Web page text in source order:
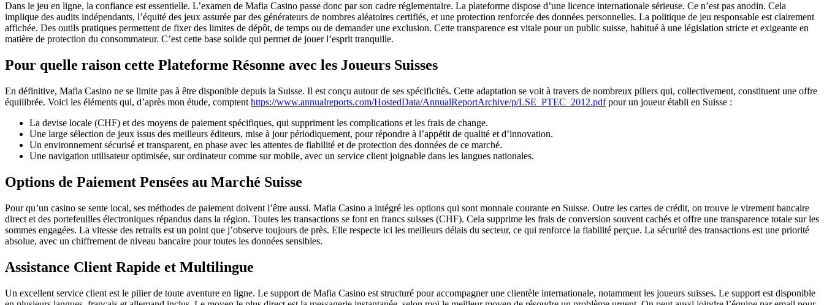
Dans le jeu en ligne, la confiance est essentielle. L’examen de Mafia Casino passe donc par son cadre réglementaire. La plateforme dispose d’une licence internationale sérieuse. Ce n’est pas anodin. Cela
implique des audits indépendants, l’équité des jeux assurée par des générateurs de nombres aléatoires certifiés, et une protection renforcée des données personnelles. La politique de jeu responsable est clairement
affichée. Des outils pratiques permettent de fixer des limites de dépôt, de temps ou de demander une exclusion. Cette transparence est vitale pour un public suisse, habitué à une législation stricte et exigeante en
matière de protection du consommateur. C’est cette base solide qui permet de jouer l’esprit tranquille.
Pour quelle raison cette Plateforme Résonne avec les Joueurs Suisses
En définitive, Mafia Casino ne se limite pas à être disponible depuis la Suisse. Il est conçu autour de ses spécificités. Cette adaptation se voit à travers de nombreux piliers qui, collectivement, constituent une offre
équilibrée. Voici les éléments qui, d’après mon étude, comptent https://www.annualreports.com/HostedData/AnnualReportArchive/p/LSE_PTEC_2012.pdfpour un joueur établi en Suisse :
La devise locale (CHF) et des moyens de paiement spécifiques, qui suppriment les complications et les frais de change.
Une large sélection de jeux issus des meilleurs éditeurs, mise à jour périodiquement, pour répondre à l’appétit de qualité et d’innovation.
Un environnement sécurisé et transparent, en phase avec les attentes de fiabilité et de protection des données de ce marché.
Une navigation utilisateur optimisée, sur ordinateur comme sur mobile, avec un service client joignable dans les langues nationales.
Options de Paiement Pensées au Marché Suisse
Pour qu’un casino se sente local, ses méthodes de paiement doivent l’être aussi. Mafia Casino a intégré les options qui sont monnaie courante en Suisse. Outre les cartes de crédit, on trouve le virement bancaire
direct et des portefeuilles électroniques répandus dans la région. Toutes les transactions se font en francs suisses (CHF). Cela supprime les frais de conversion souvent cachés et offre une transparence totale sur les
sommes engagées. La vitesse des retraits est un point que j’observe toujours de près. Elle respecte ici les meilleurs délais du secteur, ce qui renforce la fiabilité perçue. La sécurité des transactions est une priorité
absolue, avec un chiffrement de niveau bancaire pour toutes les données sensibles.
Assistance Client Rapide et Multilingue
Un excellent service client est le pilier de toute aventure en ligne. Le support de Mafia Casino est structuré pour accompagner une clientèle internationale, notamment les joueurs suisses. Le support est disponible